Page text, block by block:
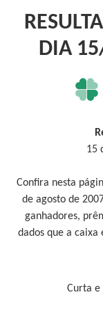
DIA
15
Confira nesta
de agosto de
ganhadores,
dados que a
Curta e